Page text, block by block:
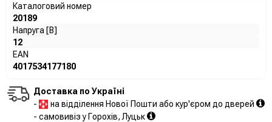
Каталоговий номер
20189
Напруга [В]
12
EAN
4017534177180
Доставка по Україні
-
на відділення Нової Пошти або кур'єром до дверей
- самовивіз у Горохів, Луцьк